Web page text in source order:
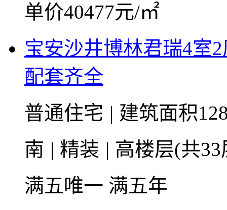
单价40477元/㎡
宝安沙井博林君瑞4室
配套齐全
普通住宅 | 建筑面积
南 | 精装 | 高楼层(共
满五唯一 满五年